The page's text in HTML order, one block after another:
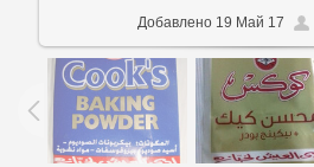
Добавлено19 Май 17